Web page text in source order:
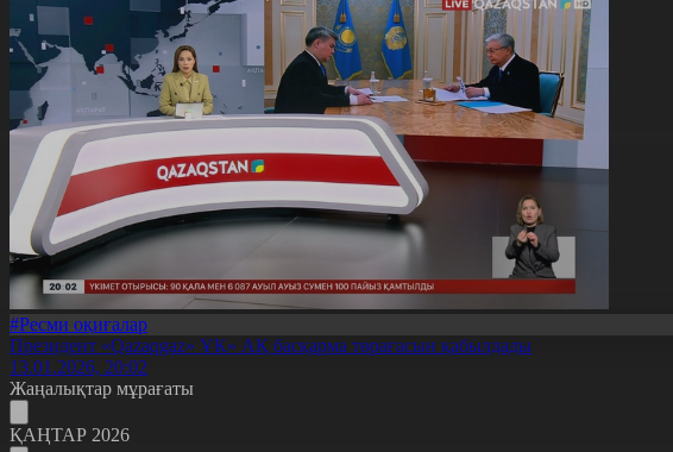
#Ресми оқиғалар
Президент «Qazaqgaz» ҰК» АҚ басқарма төрағасын қабылдады
13.01.2026, 20:02
Жаңалықтар мұрағаты
ҚАҢТАР 2026